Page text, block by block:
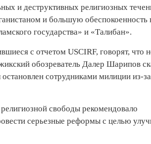
и деструктивных религиозных
и большую обеспокоенность
государства» и «Талибан».
с отчетом USCIRF, говорят, что
обозреватель Далер Шарипов
сотрудниками милиции из-
свободы рекомендовало
серьезные реформы с целью